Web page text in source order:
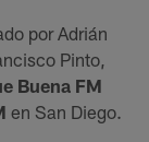
por Adrián
Pinto,
Buena FM
en San Diego.